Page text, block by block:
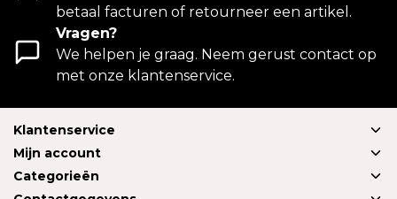
betaal facturen of retourneer een artikel.
Vragen?
We helpen je graag. Neem gerust contact op
met onze klantenservice.
Klantenservice
Mijn account
Categorieën